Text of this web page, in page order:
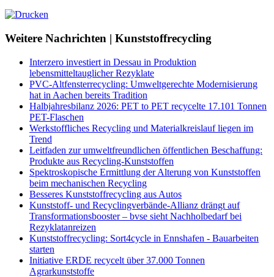
Weitere Nachrichten | Kunststoffrecycling
Interzero investiert in Dessau in Produktion
lebensmitteltauglicher Rezyklate
PVC-Altfensterrecycling: Umweltgerechte Modernisierung
hat in Aachen bereits Tradition
Halbjahresbilanz 2026: PET to PET recycelte 17.101 Tonnen
PET-Flaschen
Werkstoffliches Recycling und Materialkreislauf liegen im
Trend
Leitfaden zur umweltfreundlichen öffentlichen Beschaffung:
Produkte aus Recycling-Kunststoffen
Spektroskopische Ermittlung der Alterung von Kunststoffen
beim mechanischen Recycling
Besseres Kunststoffrecycling aus Autos
Kunststoff- und Recyclingverbände-Allianz drängt auf
Transformationsbooster – bvse sieht Nachholbedarf bei
Rezyklatanreizen
Kunststoffrecycling: Sort4cycle in Ennshafen - Bauarbeiten
starten
Initiative ERDE recycelt über 37.000 Tonnen
Agrarkunststoffe